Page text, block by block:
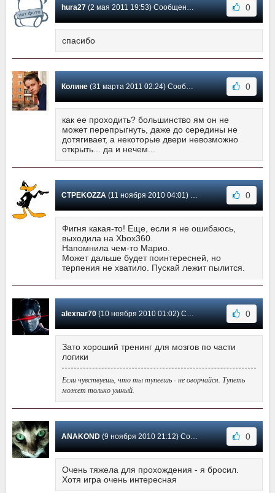
hura27(2 мая 2011 19:53) Сообщение #5 0
спасибо
Колине(31 марта 2011 02:24) Сообщение #4 0
как ее проходить? большинство ям он не
может перепрыгнуть, даже до середины не
дотягивает, а некоторые двери невозможно
открыть... да и нечем...
CTPEKOZZA(11 ноября 2010 04:01) Сообщение #3 0
Фигня какая-то! Еще, если я не ошибаюсь,
выходила на Xbox360.
Напомнила чем-то Марио.
Может дальше будет поинтересней, но
терпения не хватило. Пускай лежит пылится.
alexnar70(10 ноября 2010 01:02) Сообщение #2 0
Зато хороший тренинг для мозгов по части
логики
Если чувствуешь, что ты тупеешь - не огорчайся. Тупеть
может только умный.
ANAKOND(9 ноября 2010 21:12) Сообщение #1 0
Очень тяжела для прохождения - я бросил.
Хотя игра очень интересная